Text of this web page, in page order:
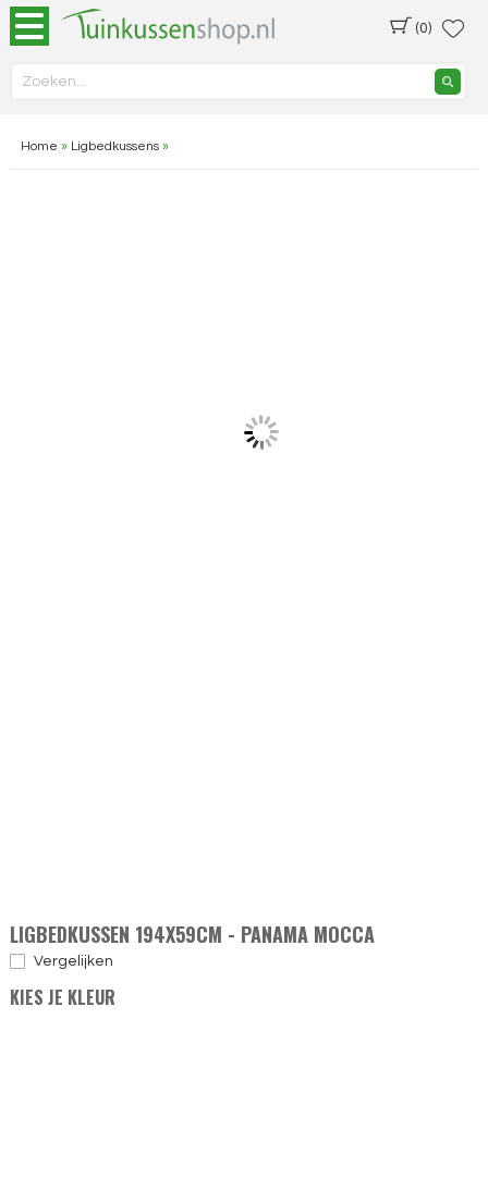
(0)
Home » Ligbedkussens»
LIGBEDKUSSEN 194X59CM - PANAMA MOCCA
Vergelijken
KIES JE KLEUR